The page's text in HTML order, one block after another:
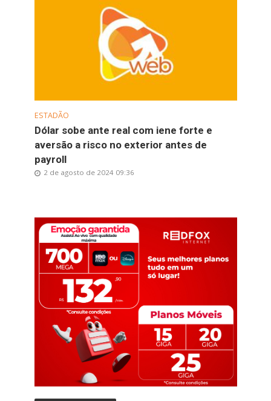
ESTADÃO
Dólar sobe ante real com iene forte e
aversão a risco no exterior antes de
payroll
2 de agosto de 2024 09:36